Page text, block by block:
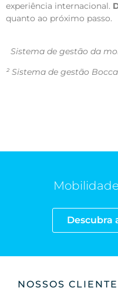
experiência internacional.
quanto ao próximo passo.
Sistema de gestão da
² Sistema de gestão
Descubra
NOSSOS